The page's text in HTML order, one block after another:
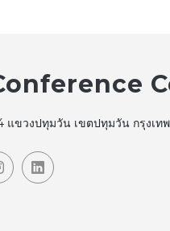
แขวงปทุมวัน เขตปทุมวัน กรุงเท